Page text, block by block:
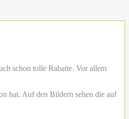
schon tolle Rabatte. Vor allem
hat. Auf den Bildern sehen die auf